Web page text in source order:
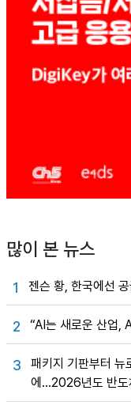
많이 본 뉴스
1 젠슨 황, 한국에선
2 “AI는 새로운 산업,
3
패키지 기판부터 뉴
에…2026년도 반도